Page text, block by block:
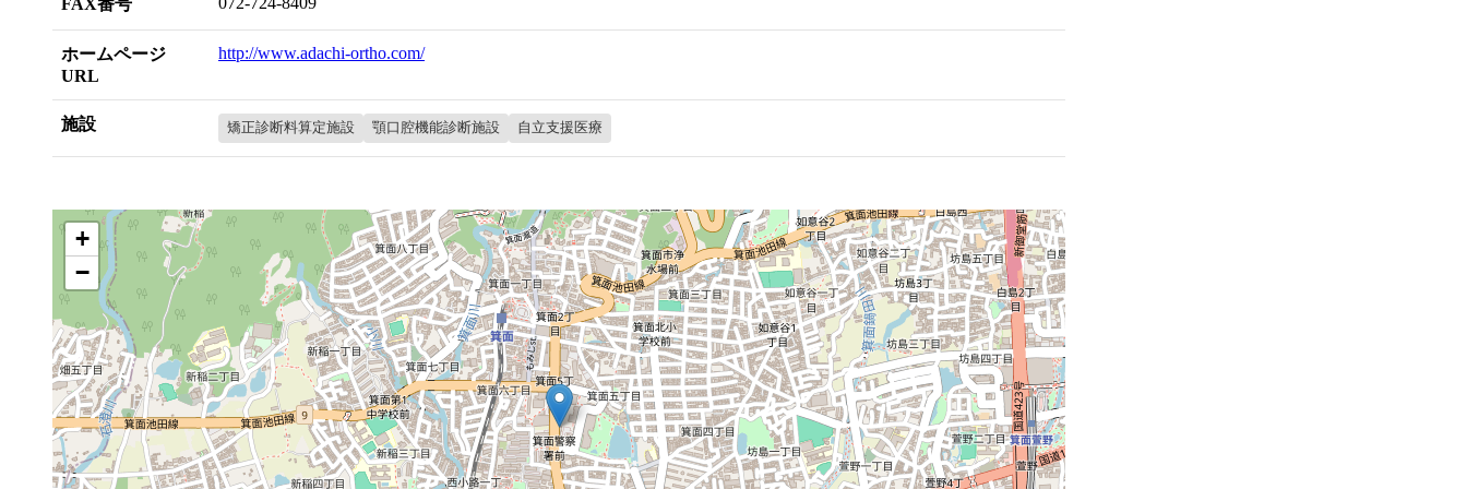
FAX番号
ホームページ
URL
http://www.adachi-ortho.com/
施設 矯正診断料算定施設 顎口腔機能診断施設 自立支援医療
+
−